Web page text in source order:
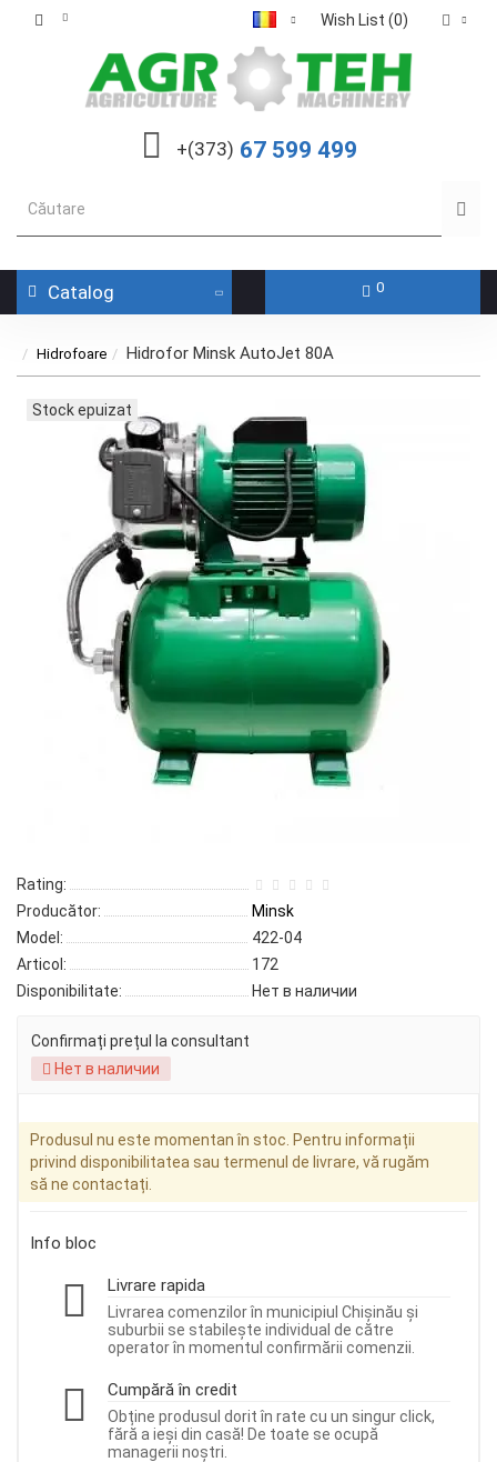
Wish List (0)
+(373) 67 599 499
Catalog 0
Hidrofoare Hidrofor Minsk AutoJet 80A
Stock epuizat
Rating:
Producător:
Minsk
Model:
422-04
Articol:
172
Disponibilitate:
Нет в наличии
Confirmați prețul la consultant
Нет в наличии
Produsul nu este momentan în stoc. Pentru informații
privind disponibilitatea sau termenul de livrare, vă rugăm
să ne contactați.
Info bloc
Livrare rapida
Livrarea comenzilor în municipiul Chișinău și
suburbii se stabilește individual de către
operator în momentul confirmării comenzii.
Cumpără în credit
Obține produsul dorit în rate cu un singur click,
fără a ieși din casă! De toate se ocupă
managerii noștri.